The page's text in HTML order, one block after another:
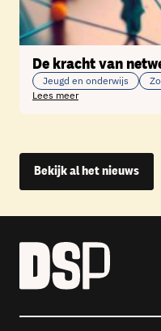
De kracht van
Jeugd en onderwijs
Lees meer
Bekijk al het nieuws